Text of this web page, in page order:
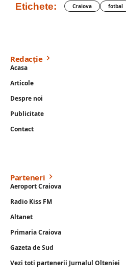
Etichete: Craiova fotbal
Redacție
Acasa
Articole
Despre noi
Publicitate
Contact
Parteneri
Aeroport Craiova
Radio Kiss FM
Altanet
Primaria Craiova
Gazeta de Sud
Vezi toti partenerii Jurnalul Olteniei